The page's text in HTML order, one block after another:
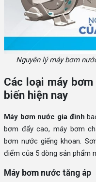
Nguyên lý máy bơm
Các loại máy
biến hiện nay
Máy bơm nước gia đình
bơm đẩy cao, máy bơm
bơm nước giếng khoan.
điểm của 5 dòng sản phẩm
Máy bơm nước tăng áp